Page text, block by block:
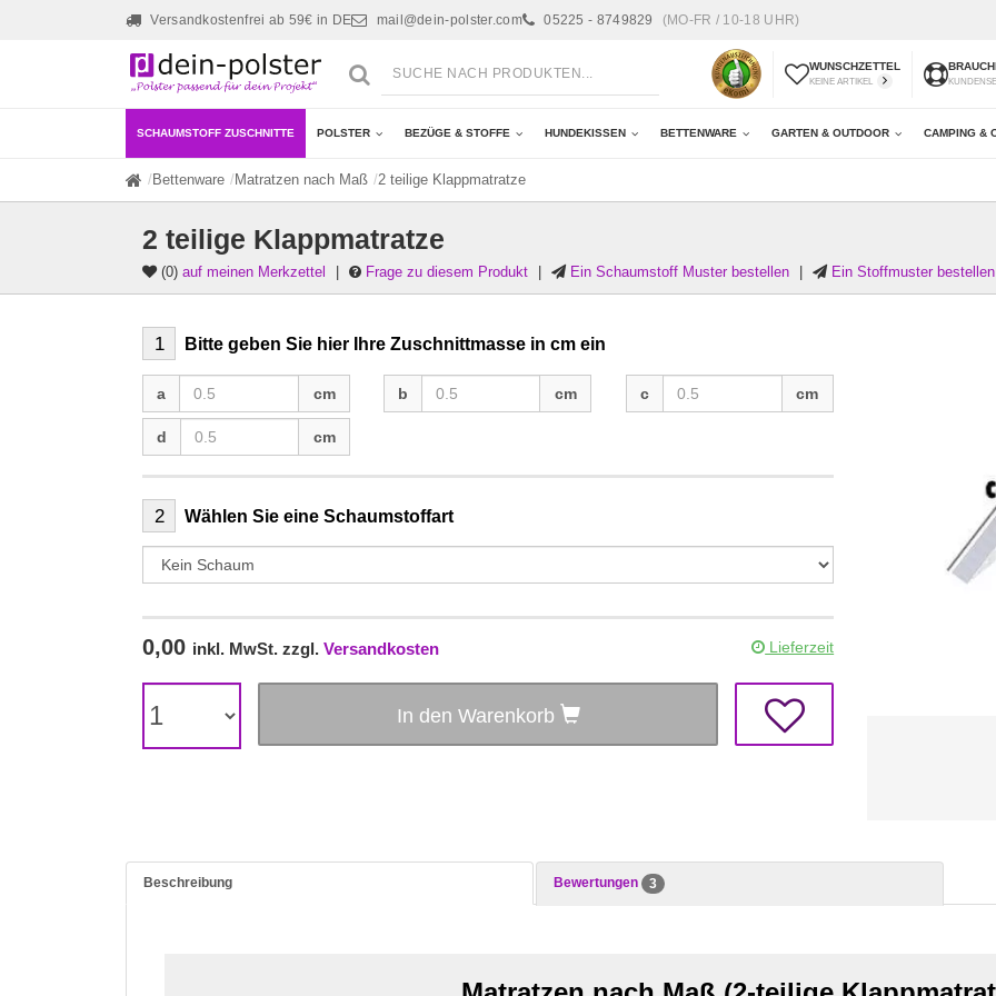
Versandkostenfrei ab 59€ in DE mail@dein-polster.com 05225 - 8749829 (MO-FR / 10-18 UHR)
WUNSCHZETTEL
KEINE ARTIKEL
SCHAUMSTOFF ZUSCHNITTE POLSTER BEZÜGE & STOFFE HUNDEKISSEN BETTENWARE GARTEN & OUTDOOR CAMPING &
Bettenware Matratzen nach Maß 2 teilige Klappmatratze
2 teilige Klappmatratze
(0) auf meinen Merkzettel Frage zu diesem Produkt Ein Schaumstoff Muster bestellen Ein Stoffmuster bestellen
1 Bitte geben Sie hier Ihre Zuschnittmasse in cm ein
a cm b cm c
cm
d cm
2 Wählen Sie eine Schaumstoffart
0,00 inkl. MwSt. zzgl. Versandkosten Lieferzeit
In den Warenkorb
Beschreibung Bewertungen 3